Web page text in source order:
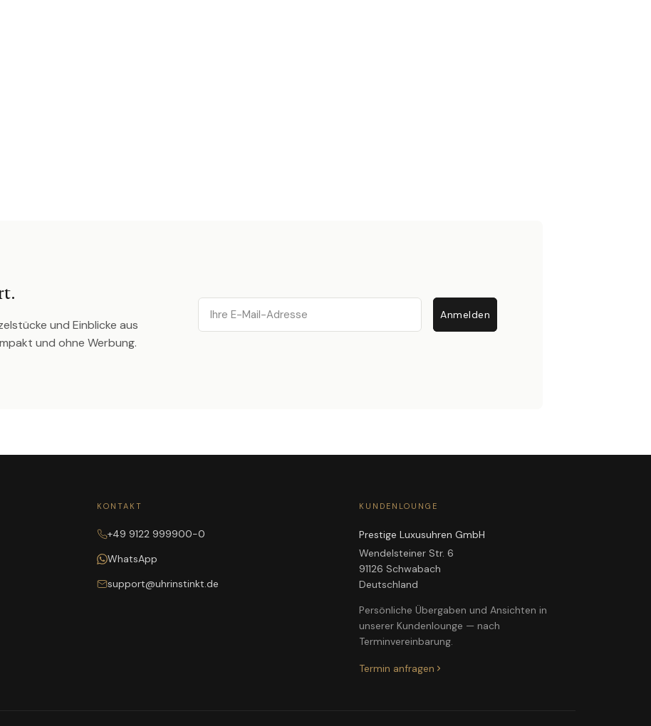
und Einblicke aus
und ohne Werbung.
Email
Anmelden
KONTAKT
+49 9122 999900-0
WhatsApp
support@uhrinstinkt.de
KUNDENLOUNGE
Prestige Luxusuhren GmbH
Wendelsteiner Str. 6
91126 Schwabach
Deutschland
Persönliche Übergaben und Ansichten in
unserer Kundenlounge — nach
Terminvereinbarung.
Termin anfragen